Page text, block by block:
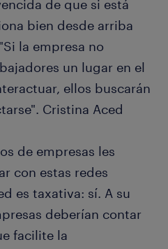
de que si está
bien desde arriba
la empresa no
un lugar en el
ellos buscarán
Cristina Aced
de empresas les
con estas redes
es taxativa: sí. A su
deberían contar
facilite la